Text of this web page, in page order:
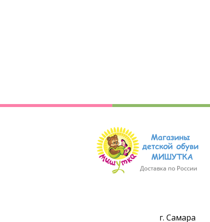
г. Самара